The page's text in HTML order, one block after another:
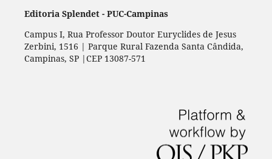
Editoria Splendet - PUC-Campinas
Campus I, Rua Professor Doutor Euryclides de Jesus
Zerbini, 1516 | Parque Rural Fazenda Santa Cândida,
Campinas, SP |CEP 13087-571